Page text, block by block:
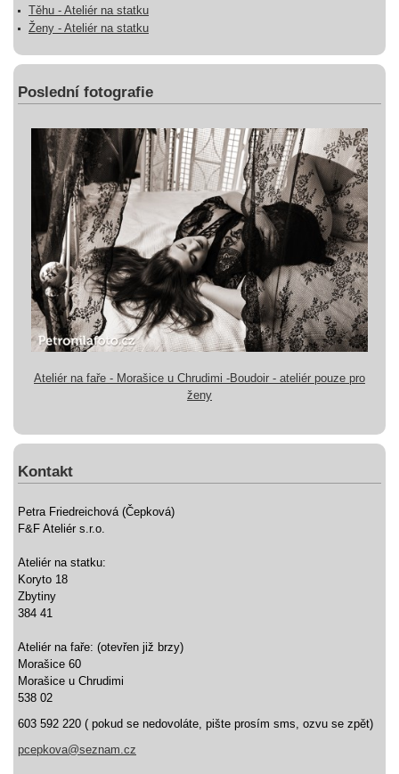
Těhu - Ateliér na statku
Ženy - Ateliér na statku
Poslední fotografie
Ateliér na faře - Morašice u Chrudimi -Boudoir - ateliér pouze pro
ženy
Kontakt
Petra Friedreichová (Čepková)
F&F Ateliér s.r.o.
Ateliér na statku:
Koryto 18
Zbytiny
384 41
Ateliér na faře: (otevřen již brzy)
Morašice 60
Morašice u Chrudimi
538 02
603 592 220 ( pokud se nedovoláte, pište prosím sms, ozvu se zpět)
pcepkova@seznam.cz